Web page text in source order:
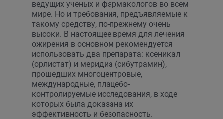
ведущих ученых и фармакологов во всем
мире. Но и требования, предъявляемые к
такому средству, по-прежнему очень
высоки. В настоящее время для лечения
ожирения в основном рекомендуется
использовать два препарата: ксеникал
(орлистат) и меридиа (сибутрамин),
прошедших многоцентровые,
международные, плацебо-
контролируемые исследования, в ходе
которых была доказана их
эффективность и безопасность.